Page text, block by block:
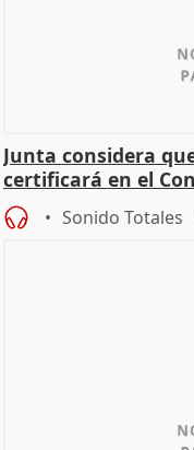
Junta considera
certificará en el
de
Sonido Totales